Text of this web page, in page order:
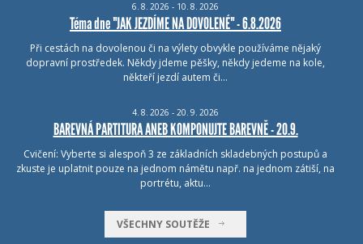
6. 8. 2026 - 10. 8. 2026
Téma dne "JAK JEZDÍME NA DOVOLENÉ" - 6.8.2026
Při cestách na dovolenou či na výlety obvykle používáme nějaký
dopravní prostředek. Někdy jdeme pěšky, někdy jedeme na kole,
někteří jezdí autem či…
4. 8. 2026 - 20. 9. 2026
BAREVNÁ PARTITURA ANEB KOMPONUJTE BAREVNĚ - 20.9.
Cvičení: Vyberte si alespoň 3 ze základních skladebných postupů a
zkuste je uplatnit pouze na jednom námětu např. na jednom zátiší, na
portrétu, aktu…
VŠECHNY SOUTĚŽE